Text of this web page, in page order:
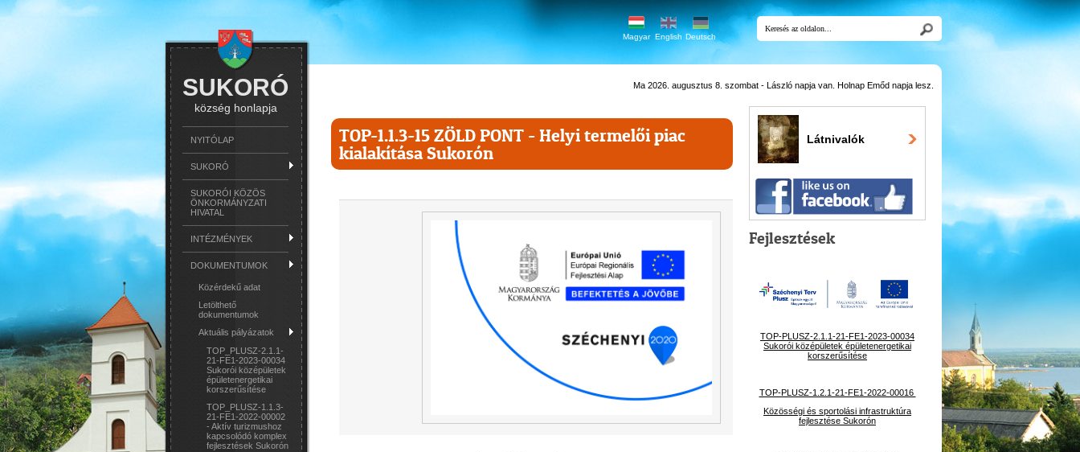
Magyar English Deutsch
SUKORÓ
község honlapja
NYITÓLAP
SUKORÓ
SUKORÓI KÖZÖS
ÖNKORMÁNYZATI
HIVATAL
INTÉZMÉNYEK
DOKUMENTUMOK
Közérdekű adat
Letölthető
dokumentumok
Aktuális pályázatok
TOP_PLUSZ-2.1.1-
21-FE1-2023-00034
Sukorói középületek
épületenergetikai
korszerűsítése
TOP_PLUSZ-1.1.3-
21-FE1-2022-00002
- Aktív turizmushoz
kapcsolódó komplex
fejlesztések Sukorón
Ma 2026. augusztus 8. szombat - László napja van. Holnap Emőd napja lesz.
TOP-1.1.3-15 ZÖLD PONT - Helyi termelői piac
kialakítása Sukorón
Látnivalók
Fejlesztések
TOP-PLUSZ-2.1.1-21-FE1-2023-00034
Sukorói középületek épületenergetikai
korszerűsítése
TOP-PLUSZ-1.2.1-21-FE1-2022-00016
Közösségi és sportolási infrastruktúra
fejlesztése Sukorón